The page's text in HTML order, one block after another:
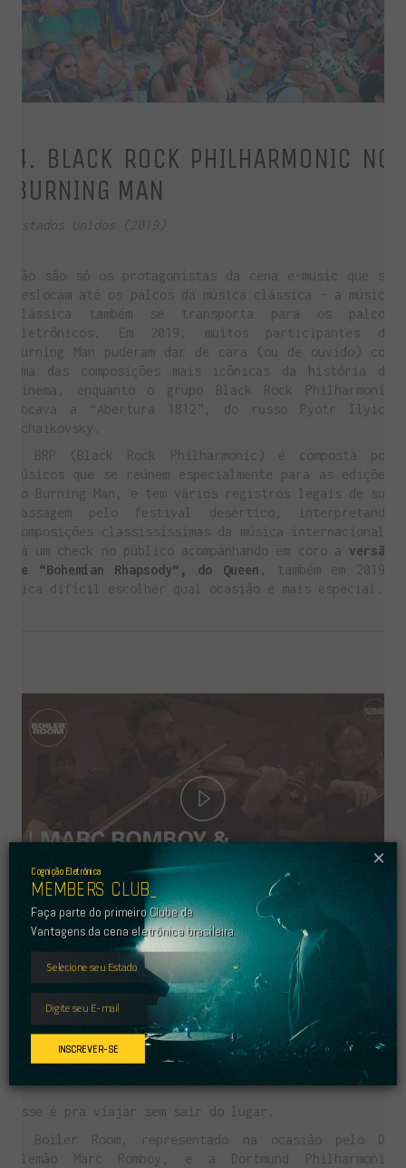
Play
Video
4. BLACK ROCK PHILHARMONIC NO
BURNING MAN
Estados Unidos (2019)
Não são só os protagonistas da cena e-music que se
deslocam até os palcos da música clássica – a música
clássica também se transporta para os palcos
eletrônicos. Em 2019, muitos participantes do
Burning Man puderam dar de cara (ou de ouvido) com
uma das composições mais icônicas da história do
cinema, enquanto o grupo Black Rock Philharmonic
tocava a “Abertura 1812”, do russo Pyotr Ilyich
Tchaikovsky.
A BRP (Black Rock Philharmonic) é composta por
músicos que se reúnem especialmente para as edições
do Burning Man, e tem vários registros legais de sua
passagem pelo festival desértico, interpretando
composições classissíssimas da música internacional.
Dá um check no público acompanhando em coro a versão
de “Bohemian Rhapsody”, do Queen , também em 2019.
Fica difícil escolher qual ocasião é mais especial.
Play
Video
5. MARC ROMBOY & DORTMUND
PHILHARMONIC ORCHESTRA –
BOILER ROOM LIVE PERFORMANCE
Alemanha (2016)
Esse é pra viajar sem sair do lugar.
O Boiler Room, representado na ocasião pelo DJ
alemão Marc Romboy, e a Dortmund Philharmonic
Cognição Eletrônica
MEMBERS CLUB_
Faça parte do primeiro Clube de
Vantagens da cena eletrônica brasileira.
INSCREVER-SE
×